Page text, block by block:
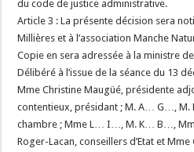
du code de justice administrative.
Article 3 : La présente décision sera
Millières et à l’association Manche
Copie en sera adressée à la ministre
Délibéré à l’issue de la séance du 13
Mme Christine Maugüé, présidente
contentieux, présidant ; M. A… G…, M.
chambre ; Mme L… I…, M. K… B…,
Roger-Lacan, conseillers d’Etat et